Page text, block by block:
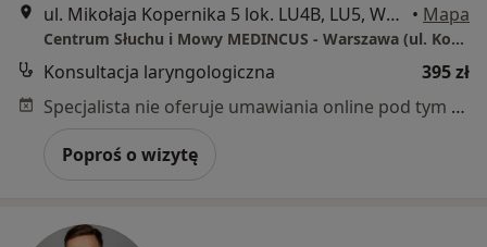
ul. Mikołaja Kopernika 5 lok. LU4B, LU5, Warszawa • Mapa
Centrum Słuchu i Mowy MEDINCUS - Warszawa (ul. Kopernika)
Konsultacja laryngologiczna
395 zł
Specjalista nie oferuje umawiania online pod tym adresem.
Poproś o wizytę